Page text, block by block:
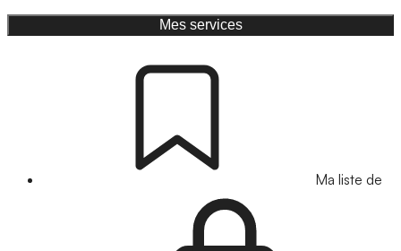
Mes services
Ma liste de